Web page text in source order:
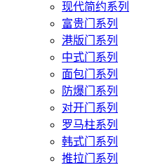
现代简约系列
富贵门系列
港版门系列
中式门系列
面包门系列
防爆门系列
对开门系列
罗马柱系列
韩式门系列
推拉门系列